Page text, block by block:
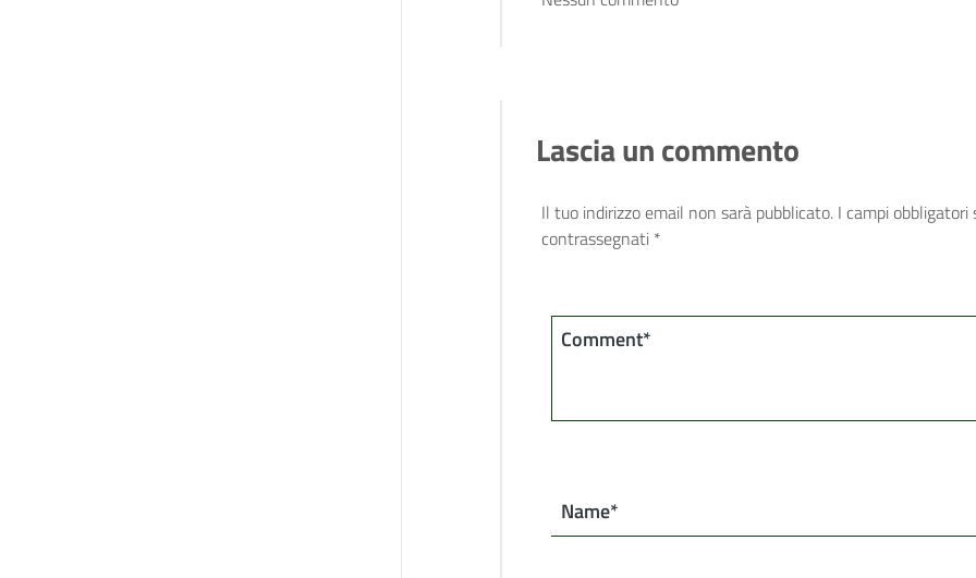
Lascia un commento
Il tuo indirizzo email non sarà pubblicato. I campi obbligatori
contrassegnati *
Comment*
Name*